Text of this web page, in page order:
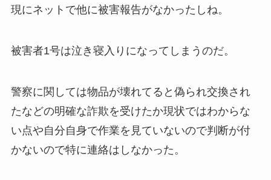
現にネットで他に被害報告がなかったしね。
被害者1号は泣き寝入りになってしまうのだ。
警察に関しては物品が壊れてると偽られ交換され
たなどの明確な詐欺を受けたか現状ではわからな
い点や自分自身で作業を見ていないので判断が付
かないので特に連絡はしなかった。